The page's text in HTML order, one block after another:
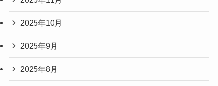
2025年10月
2025年9月
2025年8月